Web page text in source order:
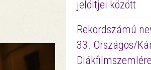
jelöltjei között
Rekordszámú
33. Országos/
Diákfilmszemlére